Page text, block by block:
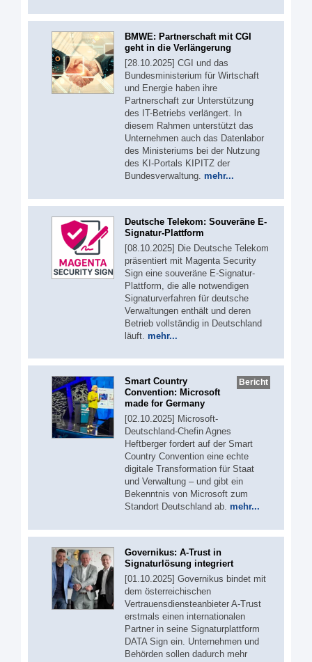
BMWE: Partnerschaft mit CGI
geht in die Verlängerung
[28.10.2025] CGI und das
Bundesministerium für Wirtschaft
und Energie haben ihre
Partnerschaft zur Unterstützung
des IT-Betriebs verlängert. In
diesem Rahmen unterstützt das
Unternehmen auch das Datenlabor
des Ministeriums bei der Nutzung
des KI-Portals KIPITZ der
Bundesverwaltung. mehr...
Deutsche Telekom: Souveräne E-
Signatur-Plattform
[08.10.2025] Die Deutsche Telekom
präsentiert mit Magenta Security
Sign eine souveräne E-Signatur-
Plattform, die alle notwendigen
Signaturverfahren für deutsche
Verwaltungen enthält und deren
Betrieb vollständig in Deutschland
läuft. mehr...
Bericht
Smart Country
Convention: Microsoft
made for Germany
[02.10.2025] Microsoft-
Deutschland-Chefin Agnes
Heftberger fordert auf der Smart
Country Convention eine echte
digitale Transformation für Staat
und Verwaltung – und gibt ein
Bekenntnis von Microsoft zum
Standort Deutschland ab. mehr...
Governikus: A-Trust in
Signaturlösung integriert
[01.10.2025] Governikus bindet mit
dem österreichischen
Vertrauensdiensteanbieter A-Trust
erstmals einen internationalen
Partner in seine Signaturplattform
DATA Sign ein. Unternehmen und
Behörden sollen dadurch mehr